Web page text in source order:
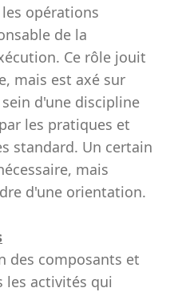
opérations
de la
Ce rôle jouit
mais est axé sur
d'une discipline
les pratiques et
standard. Un certain
mais
d'une orientation.
des composants et
les activités qui